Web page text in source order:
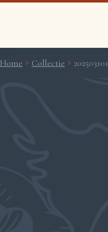
Home Collectie